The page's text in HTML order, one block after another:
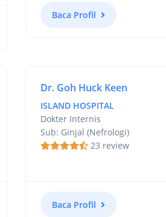
Baca Profil
Dr. Goh Huck Keen
ISLAND HOSPITAL
Dokter Internis
Sub: Ginjal (Nefrologi)
23 review
Baca Profil